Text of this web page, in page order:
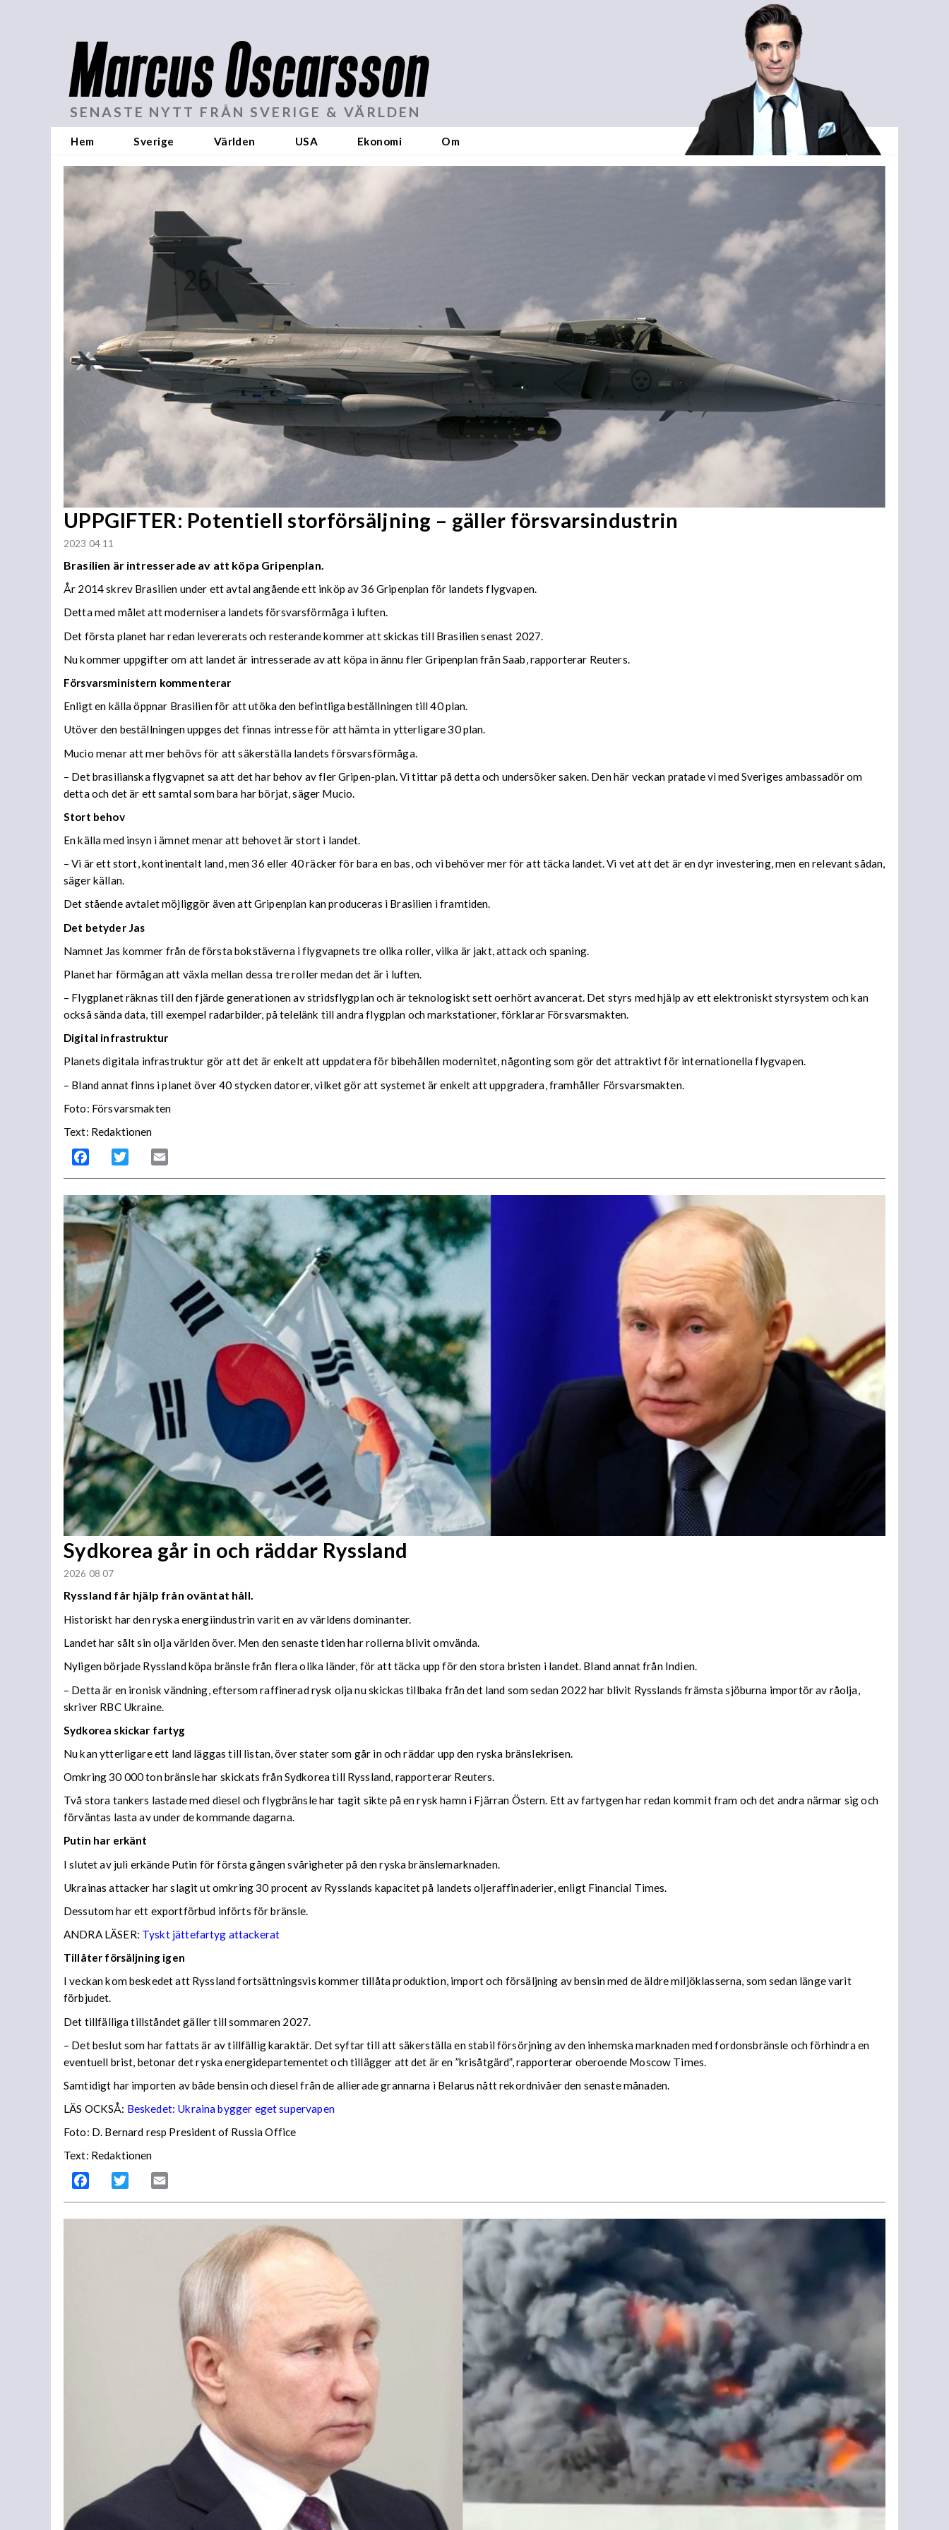
Marcus Oscarsson
SENASTE NYTT FRÅN SVERIGE & VÄRLDEN
Hem Sverige Världen USA Ekonomi Om
UPPGIFTER: Potentiell storförsäljning – gäller försvarsindustrin
2023 04 11
Brasilien är intresserade av att köpa Gripenplan.
År 2014 skrev Brasilien under ett avtal angående ett inköp av 36 Gripenplan för landets flygvapen.
Detta med målet att modernisera landets försvarsförmåga i luften.
Det första planet har redan levererats och resterande kommer att skickas till Brasilien senast 2027.
Nu kommer uppgifter om att landet är intresserade av att köpa in ännu fler Gripenplan från Saab, rapporterar Reuters.
Försvarsministern kommenterar
Enligt en källa öppnar Brasilien för att utöka den befintliga beställningen till 40 plan.
Utöver den beställningen uppges det finnas intresse för att hämta in ytterligare 30 plan.
Mucio menar att mer behövs för att säkerställa landets försvarsförmåga.
– Det brasilianska flygvapnet sa att det har behov av fler Gripen-plan. Vi tittar på detta och undersöker saken. Den här veckan pratade vi med Sveriges ambassadör om
detta och det är ett samtal som bara har börjat, säger Mucio.
Stort behov
En källa med insyn i ämnet menar att behovet är stort i landet.
– Vi är ett stort, kontinentalt land, men 36 eller 40 räcker för bara en bas, och vi behöver mer för att täcka landet. Vi vet att det är en dyr investering, men en relevant sådan,
säger källan.
Det stående avtalet möjliggör även att Gripenplan kan produceras i Brasilien i framtiden.
Det betyder Jas
Namnet Jas kommer från de första bokstäverna i flygvapnets tre olika roller, vilka är jakt, attack och spaning.
Planet har förmågan att växla mellan dessa tre roller medan det är i luften.
– Flygplanet räknas till den fjärde generationen av stridsflygplan och är teknologiskt sett oerhört avancerat. Det styrs med hjälp av ett elektroniskt styrsystem och kan
också sända data, till exempel radarbilder, på telelänk till andra flygplan och markstationer, förklarar Försvarsmakten.
Digital infrastruktur
Planets digitala infrastruktur gör att det är enkelt att uppdatera för bibehållen modernitet, någonting som gör det attraktivt för internationella flygvapen.
– Bland annat finns i planet över 40 stycken datorer, vilket gör att systemet är enkelt att uppgradera, framhåller Försvarsmakten.
Foto: Försvarsmakten
Text: Redaktionen
Facebook Twitter
Sydkorea går in och räddar Ryssland
2026 08 07
Ryssland får hjälp från oväntat håll.
Historiskt har den ryska energiindustrin varit en av världens dominanter.
Landet har sålt sin olja världen över. Men den senaste tiden har rollerna blivit omvända.
Nyligen började Ryssland köpa bränsle från flera olika länder, för att täcka upp för den stora bristen i landet. Bland annat från Indien.
– Detta är en ironisk vändning, eftersom raffinerad rysk olja nu skickas tillbaka från det land som sedan 2022 har blivit Rysslands främsta sjöburna importör av råolja,
skriver RBC Ukraine.
Sydkorea skickar fartyg
Nu kan ytterligare ett land läggas till listan, över stater som går in och räddar upp den ryska bränslekrisen.
Omkring 30 000 ton bränsle har skickats från Sydkorea till Ryssland, rapporterar Reuters.
Två stora tankers lastade med diesel och flygbränsle har tagit sikte på en rysk hamn i Fjärran Östern. Ett av fartygen har redan kommit fram och det andra närmar sig och
förväntas lasta av under de kommande dagarna.
Putin har erkänt
I slutet av juli erkände Putin för första gången svårigheter på den ryska bränslemarknaden.
Ukrainas attacker har slagit ut omkring 30 procent av Rysslands kapacitet på landets oljeraffinaderier, enligt Financial Times.
Dessutom har ett exportförbud införts för bränsle.
ANDRA LÄSER: Tyskt jättefartyg attackerat
Tillåter försäljning igen
I veckan kom beskedet att Ryssland fortsättningsvis kommer tillåta produktion, import och försäljning av bensin med de äldre miljöklasserna, som sedan länge varit
förbjudet.
Det tillfälliga tillståndet gäller till sommaren 2027.
– Det beslut som har fattats är av tillfällig karaktär. Det syftar till att säkerställa en stabil försörjning av den inhemska marknaden med fordonsbränsle och förhindra en
eventuell brist, betonar det ryska energidepartementet och tillägger att det är en ”krisåtgärd”, rapporterar oberoende Moscow Times.
Samtidigt har importen av både bensin och diesel från de allierade grannarna i Belarus nått rekordnivåer den senaste månaden.
LÄS OCKSÅ: Beskedet: Ukraina bygger eget supervapen
Foto: D. Bernard resp President of Russia Office
Text: Redaktionen
Facebook Twitter